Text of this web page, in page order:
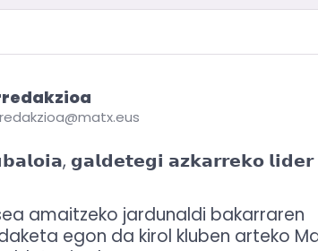
𝗴𝗮𝗹𝗱𝗲𝘁𝗲𝗴𝗶 𝗮𝘇𝗸𝗮𝗿𝗿𝗲𝗸𝗼 𝗹𝗶𝗱𝗲𝗿
amaitzeko jardunaldi bakarraren
egon da kirol kluben arteko